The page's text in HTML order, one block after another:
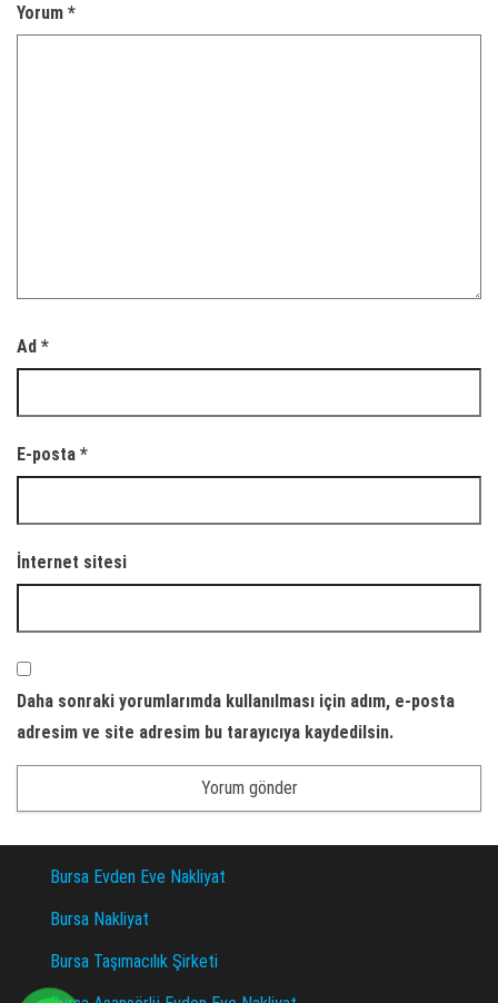
Yorum *
Ad *
E-posta *
İnternet sitesi
Daha sonraki yorumlarımda kullanılması için adım, e-posta
adresim ve site adresim bu tarayıcıya kaydedilsin.
Bursa Evden Eve Nakliyat
Bursa Nakliyat
Bursa Taşımacılık Şirketi